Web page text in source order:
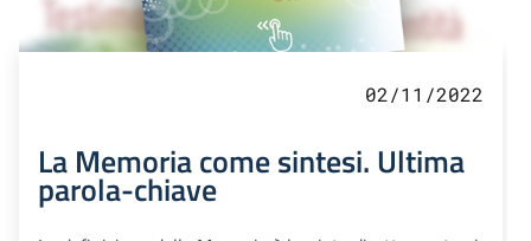
02/11/2022
La Memoria come sintesi. Ultima
parola-chiave